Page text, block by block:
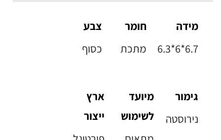
מידה
6.3*6*6.7
חומר
מתכת
צבע
כסוף
גימור
נירוסטה
מיועד
לשימוש
ארץ
ייצור